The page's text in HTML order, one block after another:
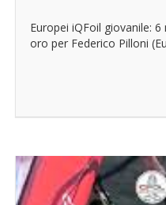
Europei iQFoil giovanile:
oro per Federico Pilloni